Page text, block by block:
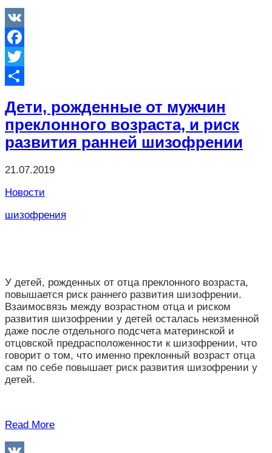
VK
Facebook
Twitter
Дети, рожденные от мужчин
преклонного возраста, и риск
развития ранней шизофрении
21.07.2019
Новости
шизофрения
У детей, рожденных от отца преклонного возраста,
повышается риск раннего развития шизофрении.
Взаимосвязь между возрастном отца и риском
развития шизофрении у детей осталась неизменной
даже после отдельного подсчета материнской и
отцовской предрасположенности к шизофрении, что
говорит о том, что именно преклонный возраст отца
сам по себе повышает риск развития шизофрении у
детей.
Read More